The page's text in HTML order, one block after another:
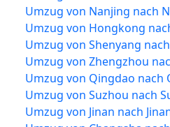
Umzug von Nanjing nach
Umzug von Hongkong
Umzug von Shenyang
Umzug von Zhengzhou
Umzug von Qingdao nach
Umzug von Suzhou nach
Umzug von Jinan nach